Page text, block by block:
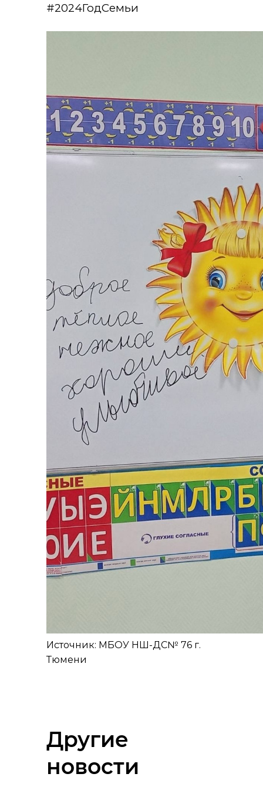
#2024ГодСемьи
Источник: МБОУ НШ-ДС№ 76 г.
Тюмени
Другие
новости